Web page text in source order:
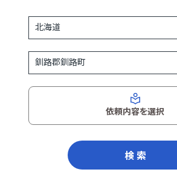
依頼内容を選択
検 索